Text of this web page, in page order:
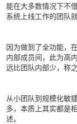
能在大多数情况下不
系统上线工作的团队
因为做到了全功能，
内部成员间，此为高
远比团队内部少，称
从小团队到规模化敏
多，本质上其实都是
述。